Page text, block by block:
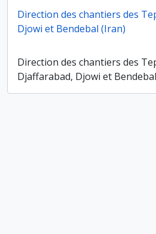
Direction des chantiers des
Djowi et Bendebal (Iran)
Direction des chantiers des
Djaffarabad, Djowi et